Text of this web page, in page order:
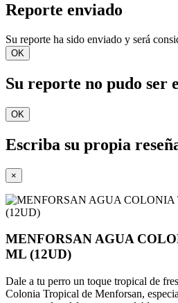
Reporte enviado
Su reporte ha sido enviado y será
OK
Su reporte no pudo ser
OK
Escriba su propia
×
MENFORSAN AGUA
ML (12UD)
Dale a tu perro un toque tropical de
Colonia Tropical de Menforsan,